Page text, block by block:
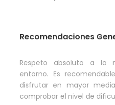
Recomendaciones
Respeto absoluto a la
entorno. Es
disfrutar en mayor
comprobar el nivel de